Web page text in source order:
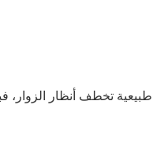
تخطف أنظار الزوار،